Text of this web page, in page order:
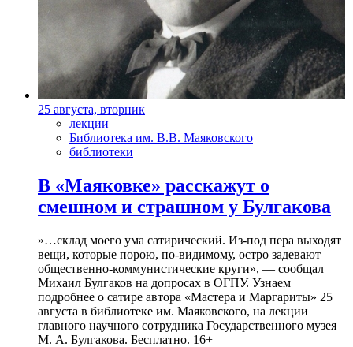
25 августа, вторник
лекции
Библиотека им. В.В. Маяковского
библиотеки
В «Маяковке» расскажут о
смешном и страшном у Булгакова
»…склад моего ума сатирический. Из-под пера выходят
вещи, которые порою, по-видимому, остро задевают
общественно-коммунистические круги», — сообщал
Михаил Булгаков на допросах в ОГПУ. Узнаем
подробнее о сатире автора «Мастера и Маргариты» 25
августа в библиотеке им. Маяковского, на лекции
главного научного сотрудника Государственного музея
М. А. Булгакова. Бесплатно. 16+